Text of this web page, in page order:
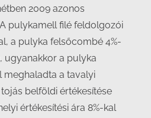
2009 azonos
pulykamell filé feldolgozói
a pulyka felsőcombé 4%-
ugyanakkor a pulyka
meghaladta a tavalyi
belföldi értékesítése
értékesítési ára 8%-kal